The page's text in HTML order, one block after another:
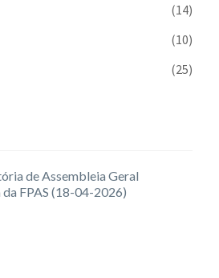
(14)
(10)
(25)
de Assembleia Geral
FPAS (18-04-2026)